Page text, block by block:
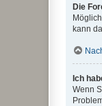
Die
kann
Ich
Wenn